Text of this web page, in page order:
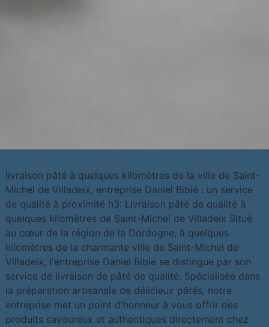
livraison pâté à quelques kilomètres de la ville de Saint-
Michel de Villadeix, entreprise Daniel Bibié : un service
de qualité à proximité h3: Livraison pâté de qualité à
quelques kilomètres de Saint-Michel de Villadeix Situé
au cœur de la région de la Dordogne, à quelques
kilomètres de la charmante ville de Saint-Michel de
Villadeix, l'entreprise Daniel Bibié se distingue par son
service de livraison de pâté de qualité. Spécialisée dans
la préparation artisanale de délicieux pâtés, notre
entreprise met un point d'honneur à vous offrir des
produits savoureux et authentiques directement chez